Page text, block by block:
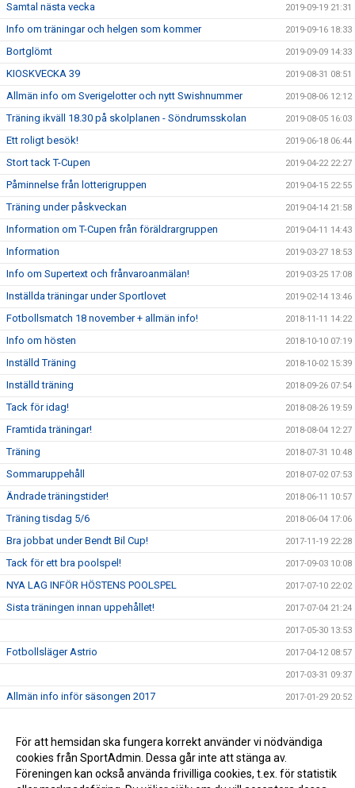
Samtal nästa vecka 2019-09-19 21:31
Info om träningar och helgen som kommer 2019-09-16 18:33
Bortglömt 2019-09-09 14:33
KIOSKVECKA 39 2019-08-31 08:51
Allmän info om Sverigelotter och nytt Swishnummer 2019-08-06 12:12
Träning ikväll 18.30 på skolplanen - Söndrumsskolan 2019-08-05 16:03
Ett roligt besök! 2019-06-18 06:44
Stort tack T-Cupen 2019-04-22 22:27
Påminnelse från lotterigruppen 2019-04-15 22:55
Träning under påskveckan 2019-04-14 21:58
Information om T-Cupen från föräldrargruppen 2019-04-11 14:43
Information 2019-03-27 18:53
Info om Supertext och frånvaroanmälan! 2019-03-25 17:08
Inställda träningar under Sportlovet 2019-02-14 13:46
Fotbollsmatch 18 november + allmän info! 2018-11-11 14:22
Info om hösten 2018-10-10 07:19
Inställd Träning 2018-10-02 15:39
Inställd träning 2018-09-26 07:54
Tack för idag! 2018-08-26 19:59
Framtida träningar! 2018-08-04 12:27
Träning 2018-07-31 10:48
Sommaruppehåll 2018-07-02 07:53
Ändrade träningstider! 2018-06-11 10:57
Träning tisdag 5/6 2018-06-04 17:06
Bra jobbat under Bendt Bil Cup! 2017-11-19 22:28
Tack för ett bra poolspel! 2017-09-03 10:08
NYA LAG INFÖR HÖSTENS POOLSPEL 2017-07-10 22:02
Sista träningen innan uppehållet! 2017-07-04 21:24
2017-05-30 13:53
Fotbollsläger Astrio 2017-04-12 08:57
2017-03-31 09:37
Allmän info inför säsongen 2017 2017-01-29 20:52
Avslutning för P.09 2016-10-24 13:42
Astrios P.09 - Upplägg under hösten!
För att hemsidan ska fungera korrekt använder vi nödvändiga
cookies från SportAdmin. Dessa går inte att stänga av.
Föreningen kan också använda frivilliga cookies, t.ex. för statistik